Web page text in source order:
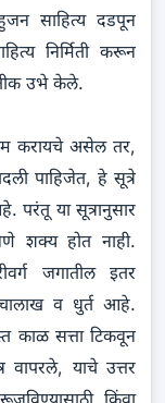
साहित्य दडपून
निर्मिती करून
उभे केले.
करायचे असेल तर,
पाहिजेत, हे सूत्रे
परंतू या सूत्रानुसार
शक्य होत नाही.
जगातील इतर
चालाख व धुर्त आहे.
काळ सत्ता टिकवून
याचे उत्तर
किंवा